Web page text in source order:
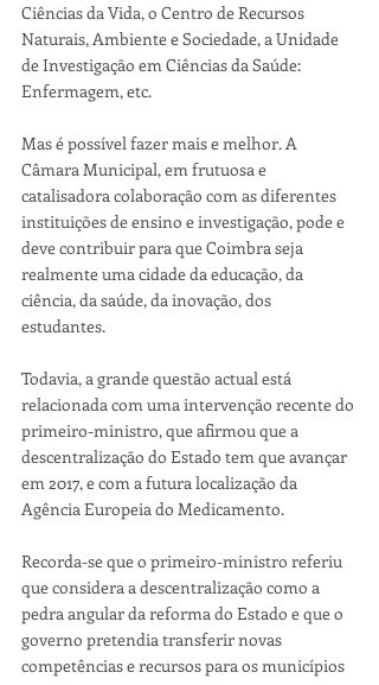
Ciências da Vida, o Centro de Recursos
Naturais, Ambiente e Sociedade, a Unidade
de Investigação em Ciências da Saúde:
Enfermagem, etc.
Mas é possível fazer mais e melhor. A
Câmara Municipal, em frutuosa e
catalisadora colaboração com as diferentes
instituições de ensino e investigação, pode e
deve contribuir para que Coimbra seja
realmente uma cidade da educação, da
ciência, da saúde, da inovação, dos
estudantes.
Todavia, a grande questão actual está
relacionada com uma intervenção recente do
primeiro-ministro, que afirmou que a
descentralização do Estado tem que avançar
em 2017, e com a futura localização da
Agência Europeia do Medicamento.
Recorda-se que o primeiro-ministro referiu
que considera a descentralização como a
pedra angular da reforma do Estado e que o
governo pretendia transferir novas
competências e recursos para os municípios